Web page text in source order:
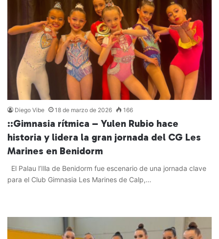
Diego Vibe 18 de marzo de 2026 166
::Gimnasia rítmica – Yulen Rubio hace
historia y lidera la gran jornada del CG Les
Marines en Benidorm
El Palau l’Illa de Benidorm fue escenario de una jornada clave
para el Club Gimnasia Les Marines de Calp,…